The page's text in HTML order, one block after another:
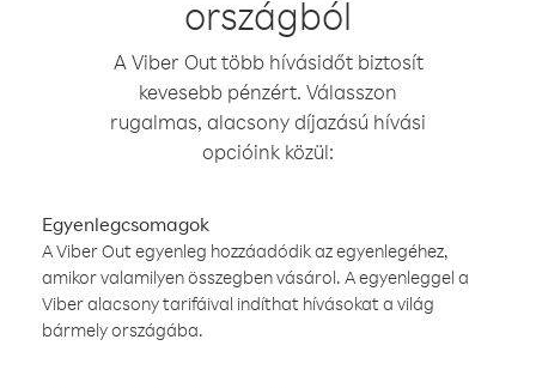
országból
A Viber Out több hívásidőt biztosít
kevesebb pénzért. Válasszon
rugalmas, alacsony díjazású hívási
opcióink közül:
Egyenlegcsomagok
A Viber Out egyenleg hozzáadódik az egyenlegéhez,
amikor valamilyen összegben vásárol. A egyenleggel a
Viber alacsony tarifáival indíthat hívásokat a világ
bármely országába.